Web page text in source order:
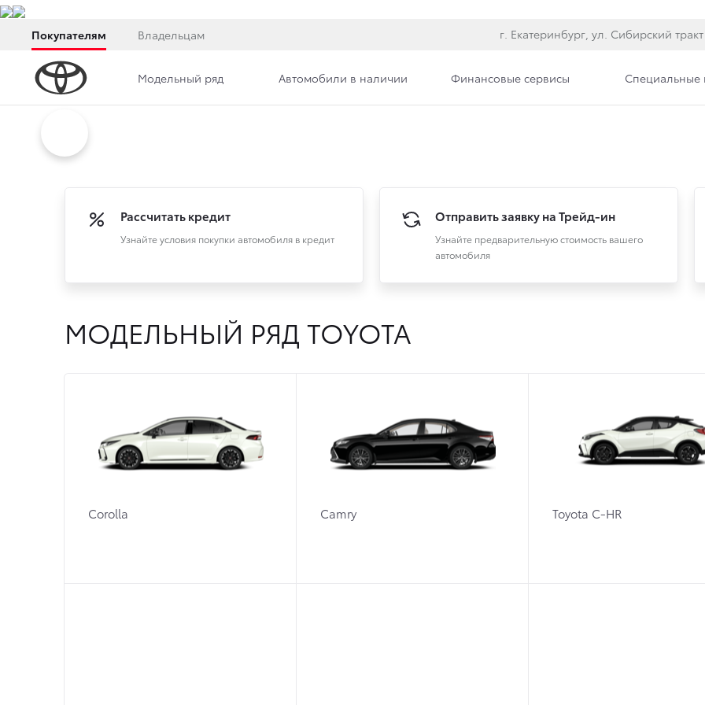
Покупателям Владельцам г. Екатеринбург, ул. Сибирский
Модельный ряд Автомобили в наличии Финансовые сервисы Специальные
Рассчитать кредит
Узнайте условия покупки автомобиля в кредит
Отправить заявку наТрейд-ин
Узнайте предварительную стоимость вашего
автомобиля
МОДЕЛЬНЫЙ РЯД TOYOTA
Corolla Camry Toyota C-HR